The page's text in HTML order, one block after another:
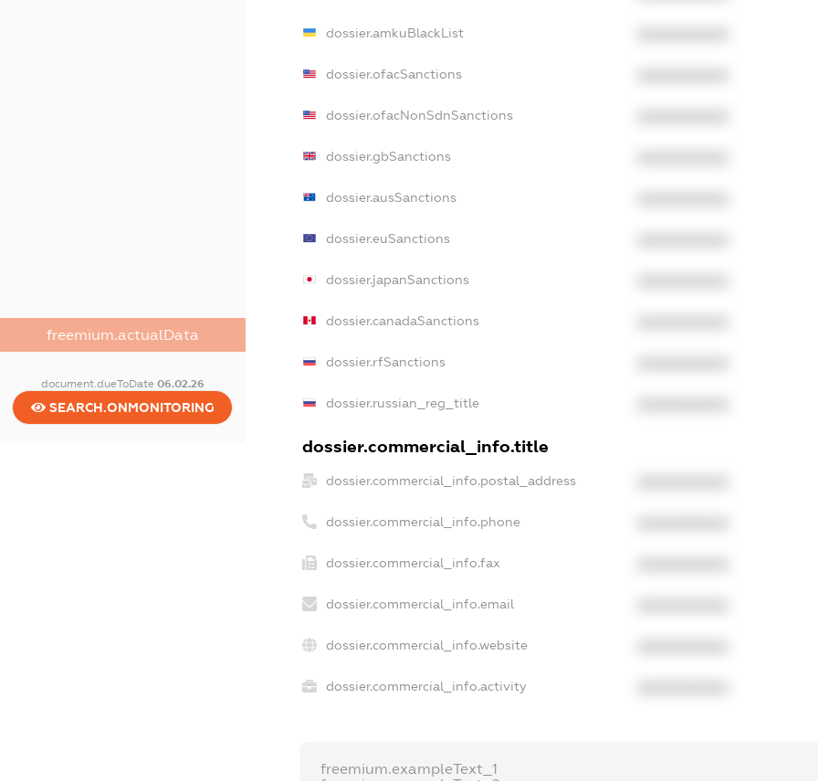
freemium.actualData
document.dueToDate 06.02.26
SEARCH.ONMONITORING
dossier.amkuBlackList
dossier.ofacSanctions
dossier.ofacNonSdnSanctions
dossier.gbSanctions
dossier.ausSanctions
dossier.euSanctions
dossier.japanSanctions
dossier.canadaSanctions
dossier.rfSanctions
dossier.russian_reg_title
dossier.commercial_info.title
dossier.commercial_info.postal_address
dossier.commercial_info.phone
dossier.commercial_info.fax
dossier.commercial_info.email
dossier.commercial_info.website
dossier.commercial_info.activity
freemium.exampleText_1